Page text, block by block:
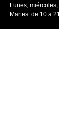
Lunes,
Martes: de 10 a